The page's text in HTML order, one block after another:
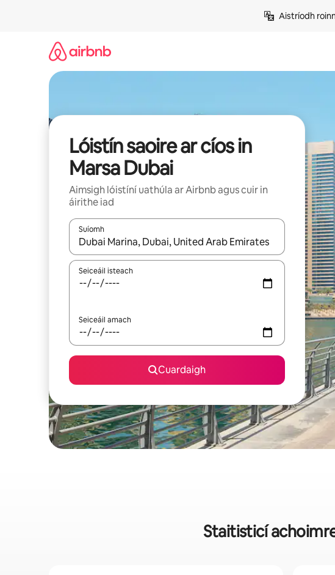
Aistríodh
Lóistín saoire ar cíos in
Marsa Dubai
Aimsigh lóistíní uathúla ar Airbnb agus cuir in
áirithe iad
Suíomh
Nuair a bheidh torthaí ar fáil, déan nascleanúint le
Seiceáil isteach
Seiceáil amach
Cuardaigh
Staitisticí